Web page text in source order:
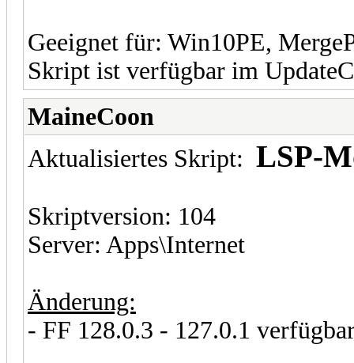
Geeignet für: Win10PE,
Skript ist verfügbar im
MaineCoon
Aktualisiertes Skript: LSP-
Skriptversion: 104
Server: Apps\Internet
Änderung:
- FF 128.0.3 - 127.0.1